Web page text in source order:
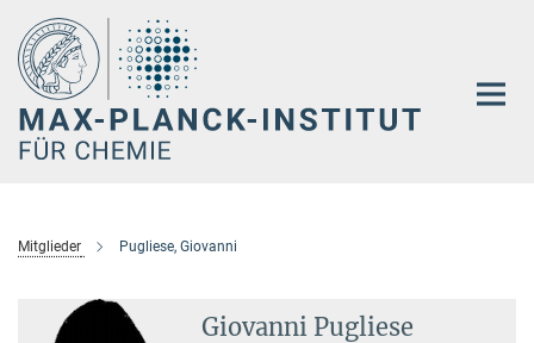
Hauptinhalt
Mitglieder Pugliese, Giovanni
Giovanni Pugliese